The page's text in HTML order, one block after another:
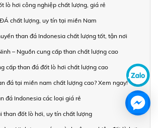
lò hơi công nghiệp chất lượng, giá rẻ
chất lượng, uy tín tại miền Nam
than đá Indonesia chất lượng tốt, tận nơi
– Nguồn cung cấp than chất lượng cao
cấp than đá đốt lò hơi chất lượng cao
đá tại miền nam chất lượng cao? Xem ngay!
đá Indonesia các loại giá rẻ
than đốt lò hơi, uy tín chất lượng